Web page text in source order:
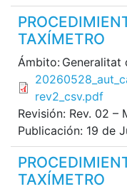
TAXÍMETRO
Ámbito: Generalitat
File
rev2_csv.pdf
Revisión: Rev. 02 –
Publicación: 19 de
TAXÍMETRO